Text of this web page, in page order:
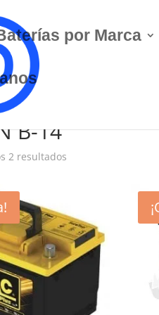
por Marca
Carro del producto / NISSAN
B-14
2 resultados